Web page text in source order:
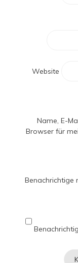
Website
Name, E-
Browser für
Benachrichtige